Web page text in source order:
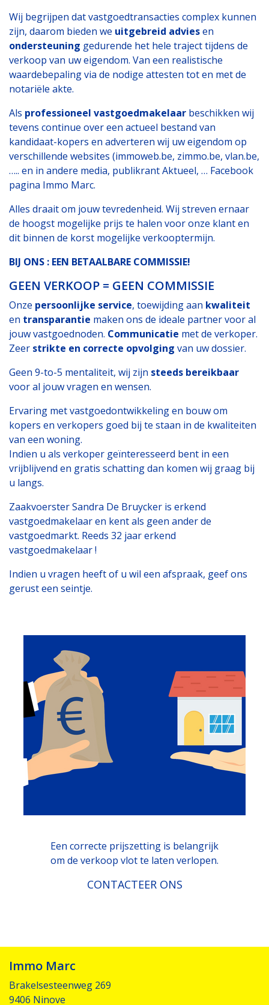
Wij begrijpen dat vastgoedtransacties complex kunnen
zijn, daarom bieden we uitgebreid adviesen
ondersteuning gedurende het hele traject tijdens de
verkoop van uw eigendom. Van een realistische
waardebepaling via de nodige attesten tot en met de
notariële akte.
Als professioneel vastgoedmakelaar beschikken wij
tevens continue over een actueel bestand van
kandidaat-kopers en adverteren wij uw eigendom op
verschillende websites (immoweb.be, zimmo.be, vlan.be,
….. en in andere media, publikrant Aktueel, … Facebook
pagina Immo Marc.
Alles draait om jouw tevredenheid. Wij streven ernaar
de hoogst mogelijke prijs te halen voor onze klant en
dit binnen de korst mogelijke verkooptermijn.
BIJ ONS : EEN BETAALBARE COMMISSIE!
GEEN VERKOOP = GEEN COMMISSIE
Onze persoonlijke service, toewijding aan kwaliteit
en transparantie maken ons de ideale partner voor al
jouw vastgoednoden. Communicatie met de verkoper.
Zeer strikte en correcte opvolging van uw dossier.
Geen 9-to-5 mentaliteit, wij zijn steeds bereikbaar
voor al jouw vragen en wensen.
Ervaring met vastgoedontwikkeling en bouw om
kopers en verkopers goed bij te staan in de kwaliteiten
van een woning.
Indien u als verkoper geïnteresseerd bent in een
vrijblijvend en gratis schatting dan komen wij graag bij
u langs.
Zaakvoerster Sandra De Bruycker is erkend
vastgoedmakelaar en kent als geen ander de
vastgoedmarkt. Reeds 32 jaar erkend
vastgoedmakelaar !
Indien u vragen heeft of u wil een afspraak, geef ons
gerust een seintje.
Een correcte prijszetting is belangrijk
om de verkoop vlot te laten verlopen.
CONTACTEER ONS
Immo Marc
Brakelsesteenweg 269
9406 Ninove